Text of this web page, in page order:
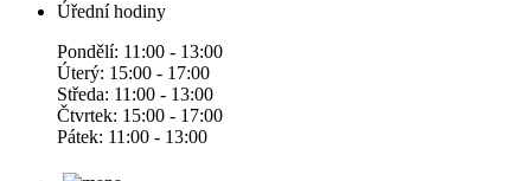
Úřední hodiny
Pondělí: 11:00 - 13:00
Úterý: 15:00 - 17:00
Středa: 11:00 - 13:00
Čtvrtek: 15:00 - 17:00
Pátek: 11:00 - 13:00